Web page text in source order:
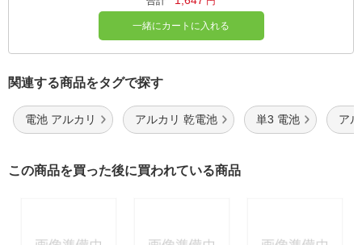
一緒にカートに入れる
関連する商品をタグで探す
電池 アルカリ アルカリ 乾電池 単3 電池 ア
この商品を買った後に買われている商品